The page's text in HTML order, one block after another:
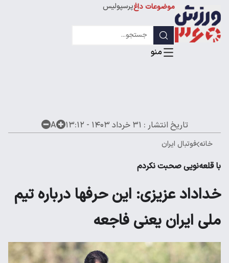
موضوعات داغپرسپولیس
لیگ قهرمانان
تاریخ انتشار : ۳۱ خرداد ۱۴۰۳ - ۱۳:۱۲ A
خانه فوتبال ایران
با قلعه‌نویی صحبت نکردم
خداداد عزیزی: این حرفها درباره تیم
ملی ایران یعنی فاجعه